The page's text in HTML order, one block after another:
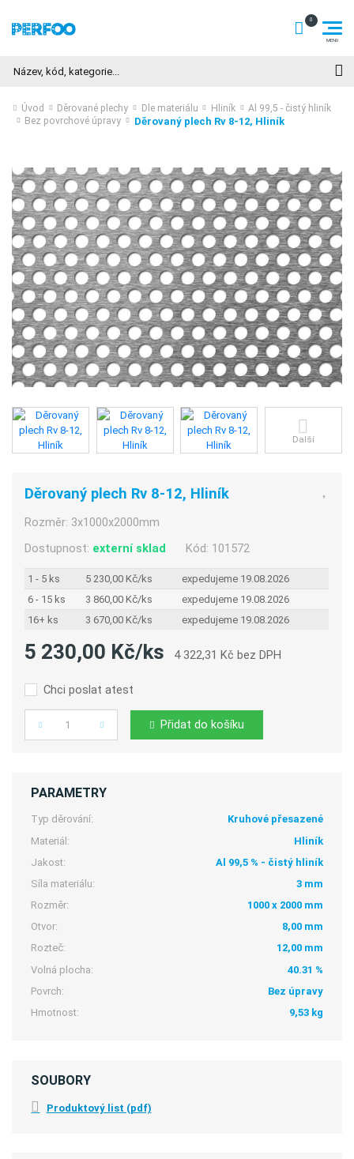
Úvod Děrované plechy Dle materiálu Hliník
Al 99,5 - čistý hliník
Bez povrchové úpravy
Děrovaný plech Rv 8-12, Hliník
Další
Děrovaný plech Rv 8-12, Hliník
Rozměr: 3x1000x2000mm
Dostupnost: externí sklad Kód: 101572
1 - 5 ks 5 230,00 Kč/ks
expedujeme 19.08.2026
6 - 15 ks
3 860,00 Kč/ks
expedujeme 19.08.2026
16+ ks
3 670,00 Kč/ks expedujeme 19.08.2026
5 230,00 Kč/ks 4 322,31 Kč bez DPH
Chci poslat atest
Počet Přidat do košíku
PARAMETRY
Typ děrování:
Kruhové přesazené
Materiál:
Hliník
Jakost:
Al 99,5 % - čistý hliník
Síla materiálu:
3 mm
Rozměr:
1000 x 2000 mm
Otvor:
8,00 mm
Rozteč:
12,00 mm
Volná plocha:
40.31 %
Povrch:
Bez úpravy
Hmotnost:
9,53 kg
SOUBORY
Produktový list (pdf)